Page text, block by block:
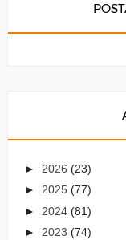
► 2026 (23)
► 2025 (77)
► 2024 (81)
► 2023 (74)